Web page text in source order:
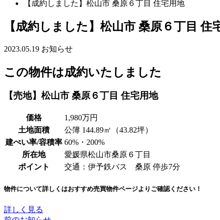
【成約しました】松山市 桑原６丁目 住宅用地
【成約しました】松山市 桑原６丁目 住
2023.05.19 お知らせ
この物件は成約いたしました
【売地】松山市 桑原６丁目 住宅用地
価格
1,980万円
土地面積
公簿 144.89㎡（43.82坪）
建ぺい率/容積率 60%・200%
所在地
愛媛県松山市桑原６丁目
ポイント
交通：伊予鉄バス 桑原 停歩7分
物件について詳しくはおすすめ売買物件ページよりご確認ください！
詳しく見る